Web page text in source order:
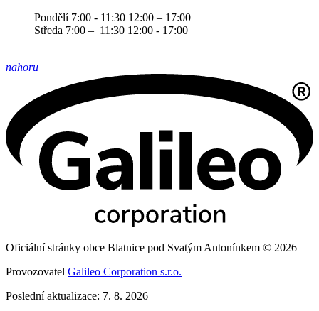
Pondělí 7:00 - 11:30 12:00 – 17:00
Středa 7:00 – 11:30 12:00 - 17:00
nahoru
Oficiální stránky obce Blatnice pod Svatým Antonínkem © 2026
Provozovatel Galileo Corporation s.r.o.
Poslední aktualizace: 7. 8. 2026